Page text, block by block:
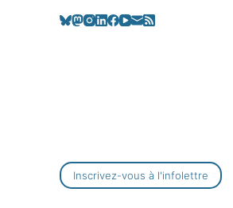
Inscrivez-vous à l'infolettre